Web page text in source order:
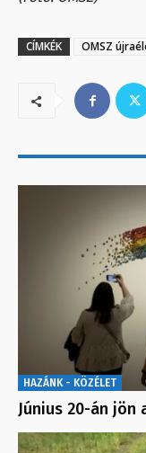
CÍMKÉK OMSZ
HAZÁNK - KÖZÉLET
Június 20-án jön